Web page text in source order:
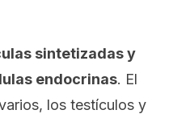
sintetizadas y
endocrinas. El
los testículos y